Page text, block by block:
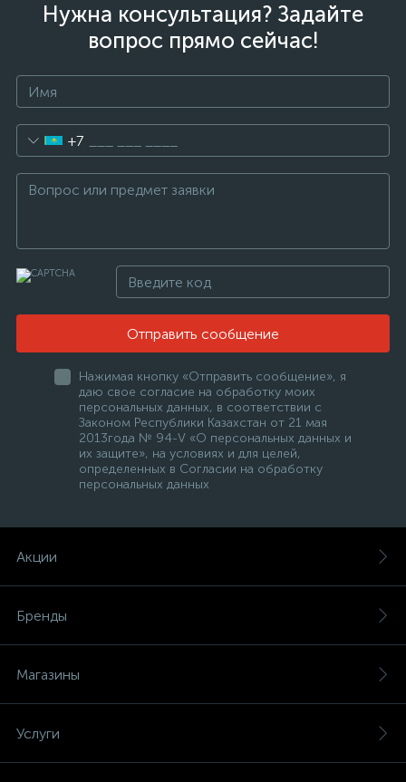
Нужна консультация? Задайте
вопрос прямо сейчас!
+7
Отправить сообщение
Нажимая кнопку «Отправить сообщение», я
даю свое согласие на обработку моих
персональных данных, в соответствии с
Законом Республики Казахстан от 21 мая
2013года № 94-V «О персональных данных и
их защите», на условиях и для целей,
определенных в Согласии на обработку
персональных данных
Акции
Бренды
Магазины
Услуги